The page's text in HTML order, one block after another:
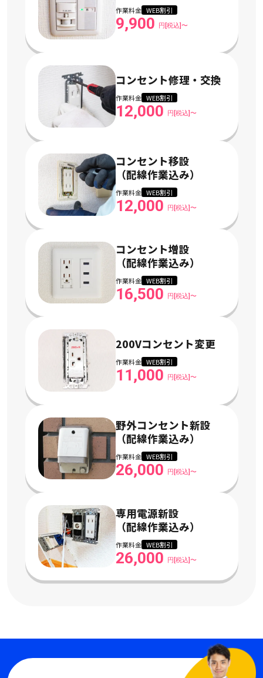
作業料金 WEB割引
9,900 円[税込]〜
コンセント修理・交換
作業料金 WEB割引
12,000 円[税込]〜
コンセント移設
（配線作業込み）
作業料金 WEB割引
12,000 円[税込]〜
コンセント増設
（配線作業込み）
作業料金 WEB割引
16,500 円[税込]〜
200Vコンセント変更
作業料金 WEB割引
11,000 円[税込]〜
野外コンセント新設
（配線作業込み）
作業料金 WEB割引
26,000 円[税込]〜
専用電源新設
（配線作業込み）
作業料金 WEB割引
26,000 円[税込]〜